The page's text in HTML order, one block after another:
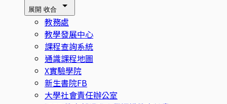
展開 收合
教務處
教學發展中心
課程查詢系統
通識課程地圖
X實驗學院
新生書院FB
大學社會責任辦公室